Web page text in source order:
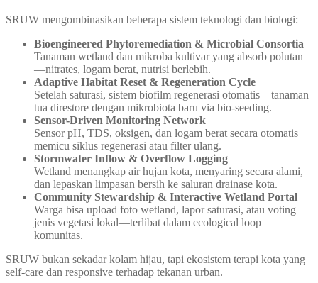
SRUW mengombinasikan beberapa sistem teknologi dan biologi:
Bioengineered Phytoremediation & Microbial Consortia
Tanaman wetland dan mikroba kultivar yang absorb polutan
—nitrates, logam berat, nutrisi berlebih.
Adaptive Habitat Reset & Regeneration Cycle
Setelah saturasi, sistem biofilm regenerasi otomatis—tanaman
tua direstore dengan mikrobiota baru via bio-seeding.
Sensor-Driven Monitoring Network
Sensor pH, TDS, oksigen, dan logam berat secara otomatis
memicu siklus regenerasi atau filter ulang.
Stormwater Inflow & Overflow Logging
Wetland menangkap air hujan kota, menyaring secara alami,
dan lepaskan limpasan bersih ke saluran drainase kota.
Community Stewardship & Interactive Wetland Portal
Warga bisa upload foto wetland, lapor saturasi, atau voting
jenis vegetasi lokal—terlibat dalam ecological loop
komunitas.
SRUW bukan sekadar kolam hijau, tapi ekosistem terapi kota yang
self-care dan responsive terhadap tekanan urban.